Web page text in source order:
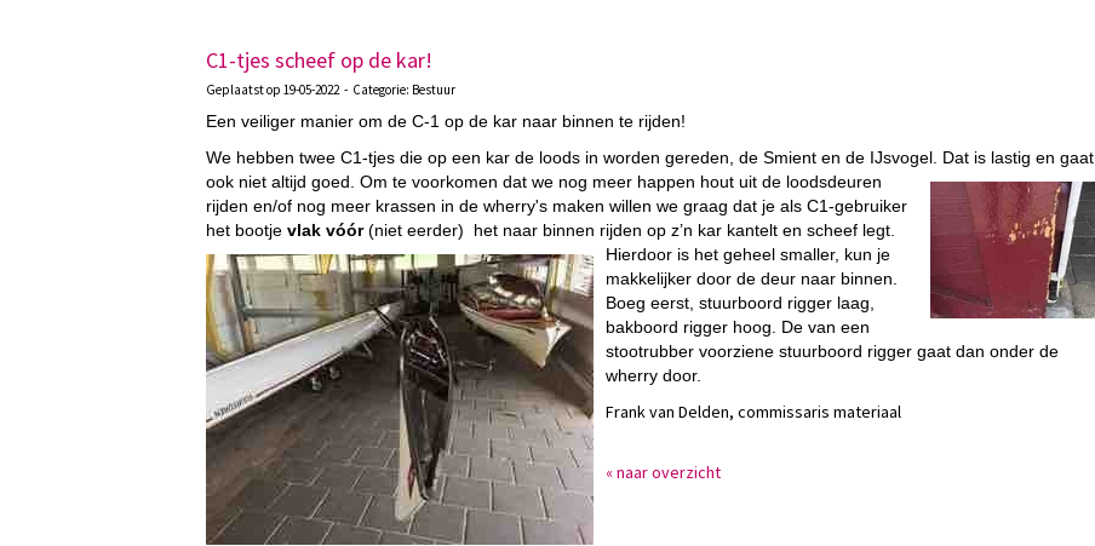
C1-tjes scheef op de kar!
Geplaatst op 19-05-2022 - Categorie: Bestuur
Een veiliger manier om de C-1 op de kar naar binnen te rijden!
We hebben twee C1-tjes die op een kar de loods in worden gereden, de Smient en de IJsvogel. Dat is lastig en gaat
ook niet altijd goed. Om te voorkomen dat we nog meer happen hout uit de loodsdeuren
rijden en/of nog meer krassen in de wherry's maken willen we graag dat je als C1-gebruiker
het bootje vlak vóór(niet eerder) het naar binnen rijden op z’n kar kantelt en scheef legt.
Hierdoor is het geheel smaller, kun je
makkelijker door de deur naar binnen.
Boeg eerst, stuurboord rigger laag,
bakboord rigger hoog. De van een
stootrubber voorziene stuurboord rigger gaat dan onder de
wherry door.
Frank van Delden, commissaris materiaal
« naar overzicht